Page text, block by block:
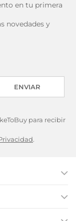
en tu primera
novedades y
ENVIAR
para recibir
.